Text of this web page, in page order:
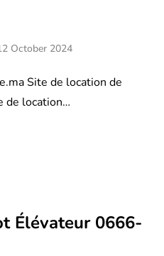
October 2024
Site de location de
de location…
Élévateur 0666-